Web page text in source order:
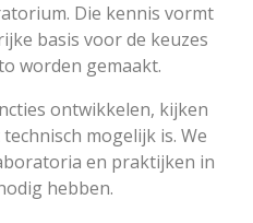
Die kennis vormt
basis voor de keuzes
worden gemaakt.
ontwikkelen, kijken
mogelijk is. We
en praktijken in
hebben.